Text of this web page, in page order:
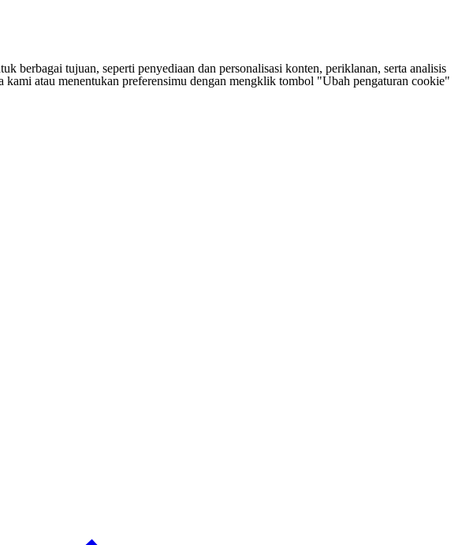
berbagai tujuan, seperti penyediaan dan personalisasi konten, periklanan, serta analisis
atau menentukan preferensimu dengan mengklik tombol "Ubah pengaturan cookie"